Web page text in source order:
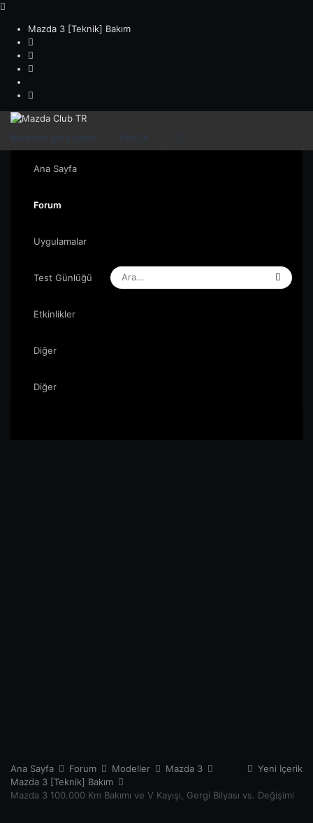
Mazda 3 [Teknik] Bakım
Buradan giriş yapın Üye Ol
Ana Sayfa
Forum
Uygulamalar
Test Günlüğü
Etkinlikler
Diğer
Diğer
Yeni İçerik
Ana Sayfa Forum Modeller
Mazda 3
Mazda 3 [Teknik] Bakım
Mazda 3 100.000 Km Bakımı ve V Kayışı, Gergi Bilyası vs. Değişimi